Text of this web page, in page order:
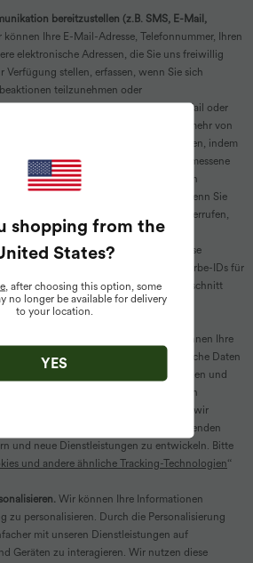
bereitzustellen (z.B. SMS, E-Mail,
können Ihre E-Mail-Adresse, Telefonnummer, Ihren
elektronische Adressen, die Sie uns freiwillig
stellen, erfassen, wenn Sie sich
teilzunehmen oder
einschließlich per SMS, E-Mail oder
Sie diese Marketingnachrichten nicht mehr von
Sie Ihre Einwilligung jederzeit widerrufen, indem
Nachrichten folgen. Wir werden angemessene
dass Sie über den jeweiligen
mehr von uns erhalten. Wenn Sie
bestimmten Kommunikationskanal widerrufen,
über andere
bis Sie auch Ihre Einwilligung für diese
Wir können auch Ihre mobilen Werbe-IDs für
und verwenden. Bitte lesen Sie den Abschnitt
Tracking-Technologien “ für weitere
unserer Dienstleistungen.
Wir können Ihre
und analytische sowie statistische Daten
wie Sie unsere Dienstleistungen nutzen und
kann die Analyse, wo, auf welchen
genutzt wird, wie viele Besucher wir
klicken, uns helfen, unsere bestehenden
und neue Dienstleistungen zu entwickeln. Bitte
und andere ähnliche Tracking-Technologien“
Wir können Ihre Informationen
zu personalisieren. Durch die Personalisierung
mit unseren Dienstleistungen auf
Geräten zu interagieren. Wir nutzen diese
shopping from the
States?
, after choosing this option, some
no longer be available for delivery
to your location.
YES